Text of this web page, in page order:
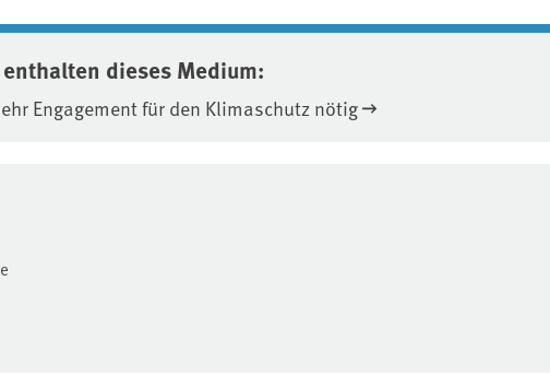
dieses Medium:
Engagement für den Klimaschutz nötig